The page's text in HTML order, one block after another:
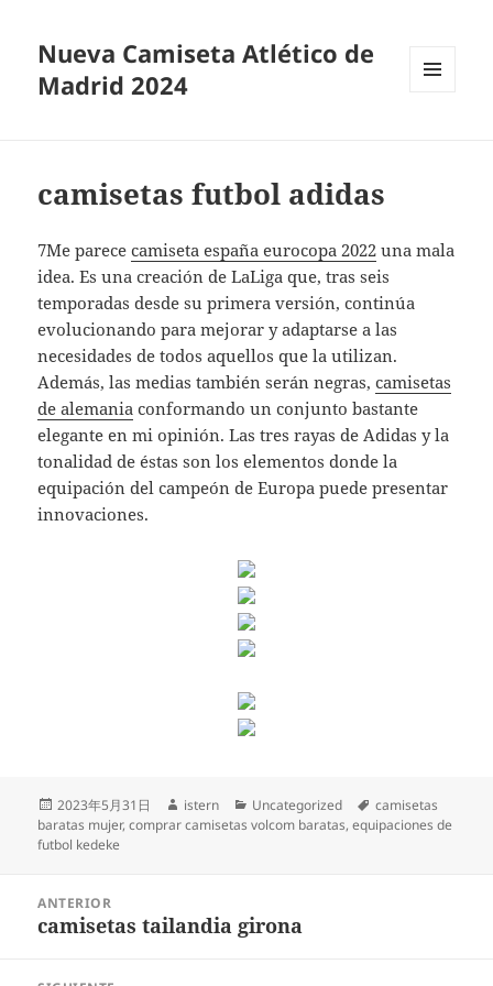
Nueva Camiseta Atlético de
Madrid 2024
camisetas futbol adidas
7Me parececamiseta españa eurocopa 2022 una mala
idea. Es una creación de LaLiga que, tras seis
temporadas desde su primera versión, continúa
evolucionando para mejorar y adaptarse a las
necesidades de todos aquellos que la utilizan.
Además, las medias también serán negras,camisetas
de alemania conformando un conjunto bastante
elegante en mi opinión. Las tres rayas de Adidas y la
tonalidad de éstas son los elementos donde la
equipación del campeón de Europa puede presentar
innovaciones.
Publicado
el
2023年5月31日 Autor
istern Categorías
Uncategorized Etiquetas
camisetas
baratas mujer,comprar camisetas volcom baratas,equipaciones de
futbol kedeke
entradas
ANTERIOR
Entrada
camisetas tailandia girona